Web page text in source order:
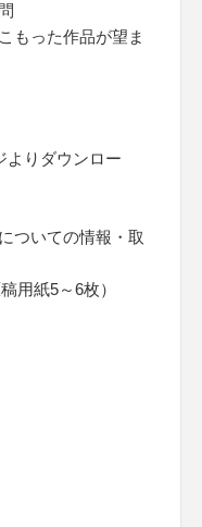
もった作品が望ま
よりダウンロー
ついての情報・取
用紙5～6枚）